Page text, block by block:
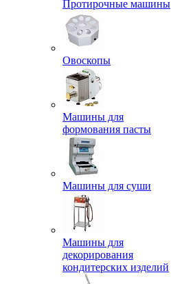
Протирочные машины
Овоскопы
Машины для
формования пасты
Машины для суши
Машины для
декорирования
кондитерских изделий